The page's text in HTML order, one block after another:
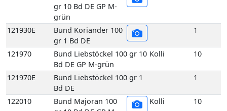
Bd DE
122010
Bund Majoran 100
gr 10 Bd DE GP M-
grün
Kolli 10
122010E
Bund Majoran 100
gr 1 Bd DE
1
122070
Bund Minze 100 gr
10 Bd DE GP M-
grün
10